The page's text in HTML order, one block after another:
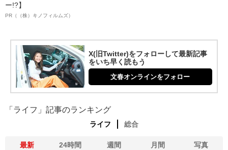
ー!?】
PR（（株）キノフィルムズ）
X(旧Twitter)をフォローして最新記事
をいち早く読もう
文春オンラインをフォロー
「ライフ」記事のランキング
ライフ 総合
最新 24時間 週間 月間 写真